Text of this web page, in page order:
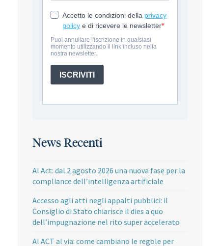
News Recenti
AI Act: dal 2 agosto 2026 una nuova fase per la
compliance dell’intelligenza artificiale
Accesso agli atti negli appalti pubblici: il
Consiglio di Stato chiarisce il dies a quo
dell’impugnazione nel rito super accelerato
AI ACT al via: come cambiano le regole per